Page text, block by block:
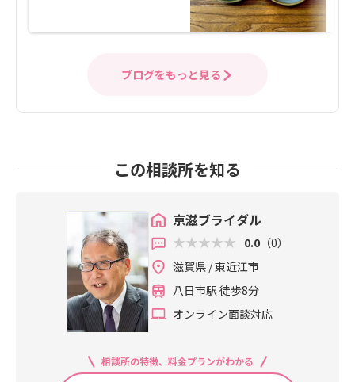
ブログをもっと見る
この相談所を知る
京滋ブライダル
0.0 （0）
滋賀県 / 東近江市
八日市駅 徒歩8分
オンライン面談対応
相談所の特徴、料金プランがわかる